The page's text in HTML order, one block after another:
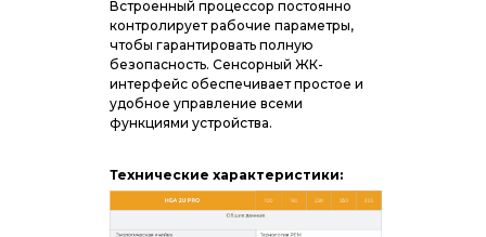
Встроенный процессор постоянно
контролирует рабочие параметры,
чтобы гарантировать полную
безопасность. Сенсорный ЖК-
интерфейс обеспечивает простое и
удобное управление всеми
функциями устройства.
Технические характеристики: